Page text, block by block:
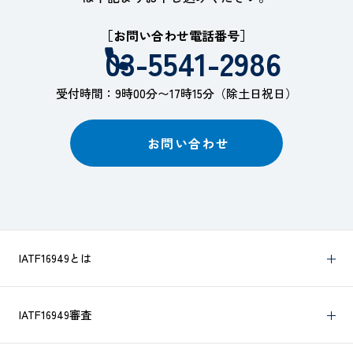
［お問い合わせ電話番号］
03-5541-2986
受付時間：9時00分〜17時15分（除土日祝日）
お問い合わせ
IATF16949とは
IATF16949審査